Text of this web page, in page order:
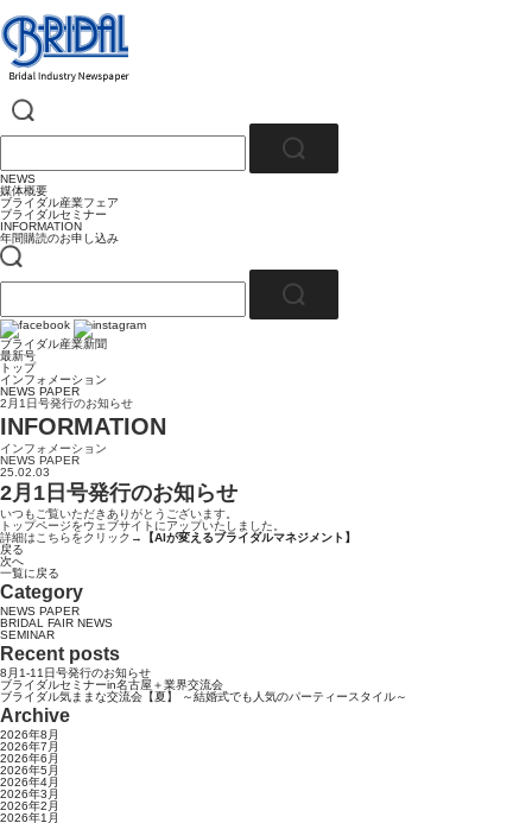
NEWS
媒体概要
ブライダル産業フェア
ブライダルセミナー
INFORMATION
年間購読のお申し込み
ブライダル産業新聞
最新号
トップ
インフォメーション
NEWS PAPER
2月1日号発行のお知らせ
INFORMATION
インフォメーション
NEWS PAPER
25.02.03
2月1日号発行のお知らせ
いつもご覧いただきありがとうございます。
トップページをウェブサイトにアップいたしました。
詳細はこちらをクリック→
【AIが変えるブライダルマネジメント】
戻る
次へ
一覧に戻る
Category
NEWS PAPER
BRIDAL FAIR NEWS
SEMINAR
Recent posts
8月1-11日号発行のお知らせ
ブライダルセミナーin名古屋＋業界交流会
ブライダル気ままな交流会【夏】 ～結婚式でも人気のパーティースタイル～
Archive
2026年8月
2026年7月
2026年6月
2026年5月
2026年4月
2026年3月
2026年2月
2026年1月